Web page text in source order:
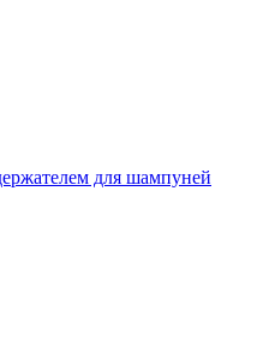
для шампуней